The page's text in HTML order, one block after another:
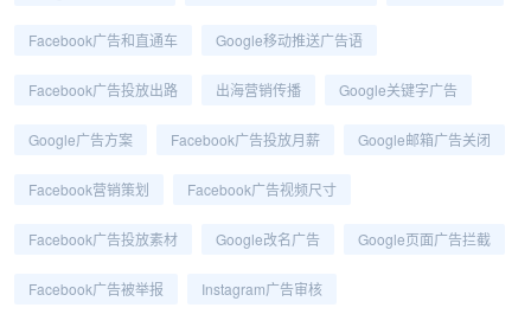
Facebook广告和直通车 Google移动推送广告语
Facebook广告投放出路 出海营销传播 Google关键字广告
Google广告方案 Facebook广告投放月薪 Google邮箱广告关闭
Facebook营销策划 Facebook广告视频尺寸
Facebook广告投放素材 Google改名广告 Google页面广告拦截
Facebook广告被举报 Instagram广告审核